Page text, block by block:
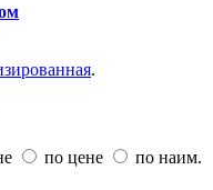
.
по цене
по наим.